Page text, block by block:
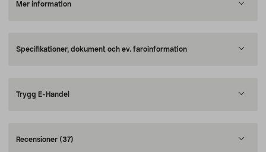
Mer information
Specifikationer, dokument och ev. faroinformation
Trygg E-Handel
Recensioner (37)